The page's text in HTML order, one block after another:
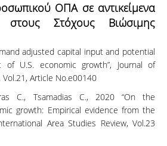
ΟΠΑ σε αντικείμενα
στους Στόχους Βιώσιμης
adjusted capital input and potential
U.S. economic growth”, Journal of
Article No.e00140
C., Tsamadias C., 2020 “On the
growth: Empirical evidence from the
Area Studies Review, Vol.23